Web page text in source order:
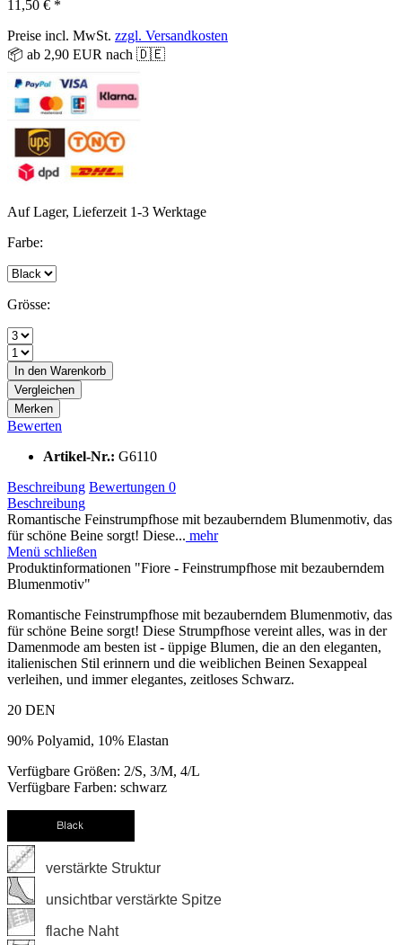
11,50 € *
Preise incl. MwSt. zzgl. Versandkosten
📦 ab 2,90 EUR nach 🇩🇪
Auf Lager, Lieferzeit 1-3 Werktage
Farbe:
Grösse:
In den Warenkorb
Vergleichen
Merken
Bewerten
Artikel-Nr.: G6110
Beschreibung Bewertungen 0
Beschreibung
Romantische Feinstrumpfhose mit bezauberndem Blumenmotiv, das
für schöne Beine sorgt! Diese... mehr
Menü schließen
Produktinformationen "Fiore - Feinstrumpfhose mit bezauberndem
Blumenmotiv"
Romantische Feinstrumpfhose mit bezauberndem Blumenmotiv, das
für schöne Beine sorgt! Diese Strumpfhose vereint alles, was in der
Damenmode am besten ist - üppige Blumen, die an den eleganten,
italienischen Stil erinnern und die weiblichen Beinen Sexappeal
verleihen, und immer elegantes, zeitloses Schwarz.
20 DEN
90% Polyamid, 10% Elastan
Verfügbare Größen: 2/S, 3/M, 4/L
Verfügbare Farben: schwarz
verstärkte Struktur
unsichtbar verstärkte Spitze
flache Naht